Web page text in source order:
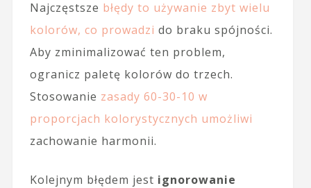
Najczęstsze błędy to używanie zbyt wielu
kolorów, co prowadzi do braku spójności.
Aby zminimalizować ten problem,
ogranicz paletę kolorów do trzech.
Stosowanie zasady 60-30-10 w
proporcjach kolorystycznych umożliwi
zachowanie harmonii.
Kolejnym błędem jest ignorowanie